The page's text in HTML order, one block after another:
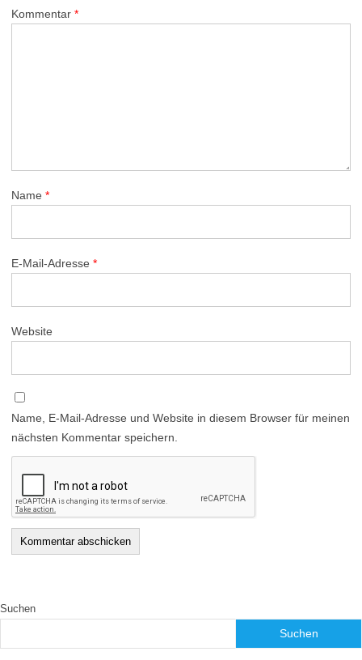
Kommentar *
Name *
E-Mail-Adresse *
Website
Name, E-Mail-Adresse und Website in diesem Browser für meinen
nächsten Kommentar speichern.
Suchen
Suchen